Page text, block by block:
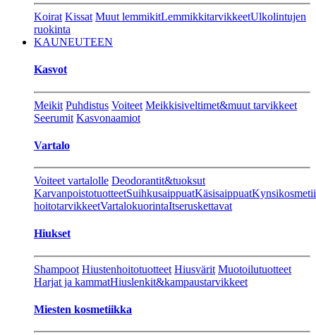
Koirat Kissat Muut lemmikitLemmikkitarvikkeetUlkolintujen
ruokinta
KAUNEUTEEN
Kasvot
Meikit Puhdistus Voiteet Meikkisiveltimet&muut tarvikkeet
Seerumit Kasvonaamiot
Vartalo
Voiteet vartalolle Deodorantit&tuoksut
KarvanpoistotuotteetSuihkusaippuatKäsisaippuat
hoitotarvikkeetVartalokuorintaItseruskettavat
Hiukset
Shampoot Hiustenhoitotuotteet Hiusvärit Muotoilutuotteet
Harjat ja kammatHiuslenkit&kampaustarvikkeet
Miesten kosmetiikka